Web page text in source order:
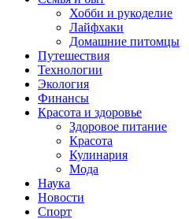
Хобби и рукоделие
Лайфхаки
Домашние питомцы
Путешествия
Технологии
Экология
Финансы
Красота и здоровье
Здоровое питание
Красота
Кулинария
Мода
Наука
Новости
Спорт